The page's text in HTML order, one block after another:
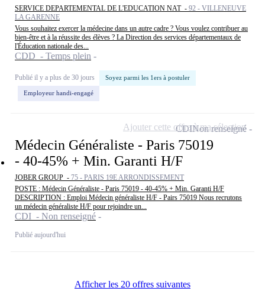
SERVICE DEPARTEMENTAL DE L'EDUCATION NAT - 92 - VILLENEUVE
LA GARENNE
Vous souhaitez exercer la médecine dans un autre cadre ? Vous voulez contribuer au
bien-être et à la réussite des élèves ? La Direction des services départementaux de
l'Éducation nationale des...
CDD - Temps plein
Publié il y a plus de 30 jours Soyez parmi les 1ers à postuler
Employeur handi-engagé
Médecin Généraliste - Paris 75019
- 40-45% + Min. Garanti H/F
JOBER GROUP - 75 - PARIS 19E ARRONDISSEMENT
POSTE : Médecin Généraliste - Paris 75019 - 40-45% + Min. Garanti H/F
DESCRIPTION : Emploi Médecin généraliste H/F - Pairs 75019 Nous recrutons
un médecin généraliste H/F pour rejoindre un...
CDI - Non renseigné
Publié aujourd'hui
CDINon renseigné
Ajouter cette offre à ma sélection
Afficher les 20 offres suivantes